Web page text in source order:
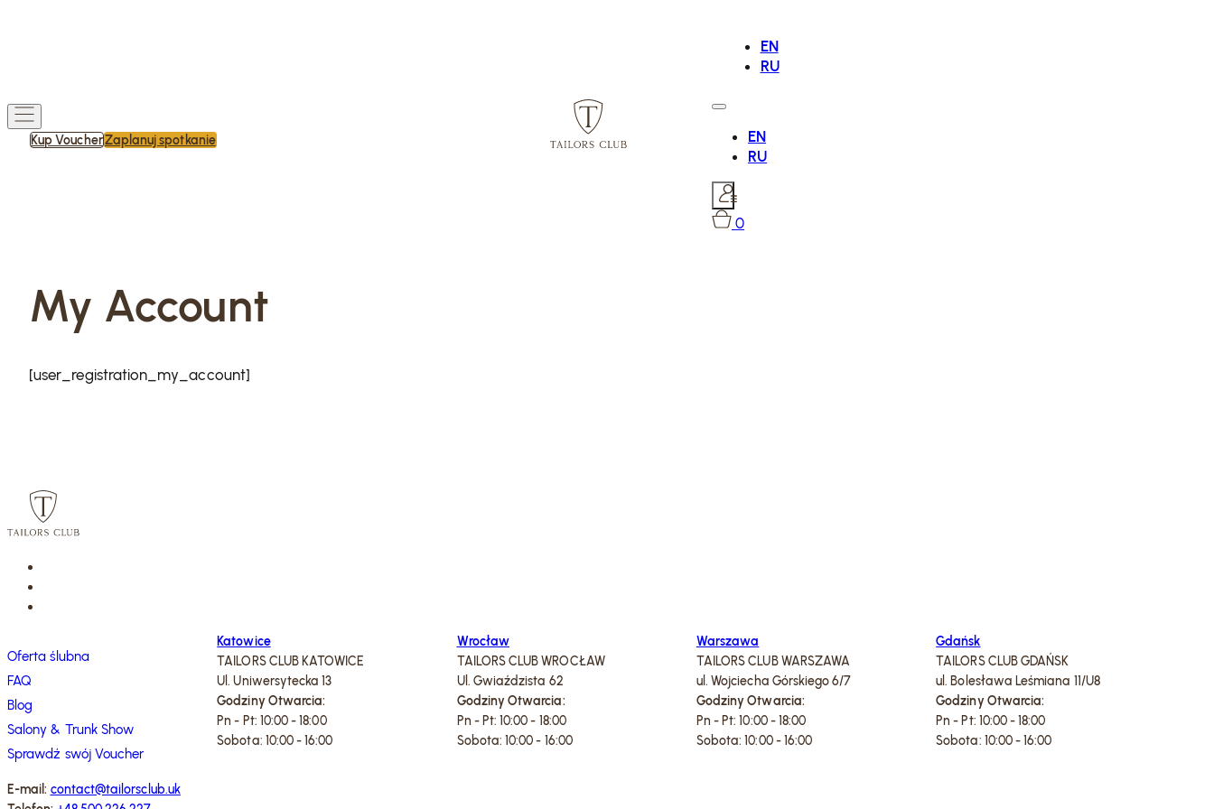
Kup VoucherZaplanuj spotkanie
EN
RU
EN
RU
0
My Account
[user_registration_my_account]
Oferta ślubna
FAQ
Blog
Salony & Trunk Show
Sprawdź swój Voucher
E-mail: contact@tailorsclub.uk
Katowice
TAILORS CLUB KATOWICE
Ul. Uniwersytecka 13
Godziny Otwarcia:
Pn - Pt: 10:00 - 18:00
Sobota: 10:00 - 16:00
Wrocław
TAILORS CLUB WROCŁAW
Ul. Gwiaździsta 62
Godziny Otwarcia:
Pn - Pt: 10:00 - 18:00
Sobota: 10:00 - 16:00
Warszawa
TAILORS CLUB WARSZAWA
ul. Wojciecha Górskiego 6/7
Godziny Otwarcia:
Pn - Pt: 10:00 - 18:00
Sobota: 10:00 - 16:00
Gdańsk
TAILORS CLUB GDAŃSK
ul. Bolesława Leśmiana 11/U8
Godziny Otwarcia:
Pn - Pt: 10:00 - 18:00
Sobota: 10:00 - 16:00
uniemożliwi Ci
korzystanie z
funkcjonalności,
dokonywanie
rezerwacji na